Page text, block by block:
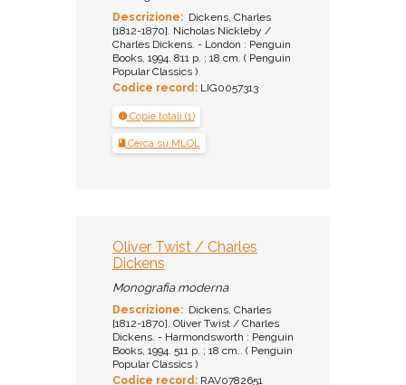
Descrizione: Dickens, Charles
[1812-1870]. Nicholas Nickleby /
Charles Dickens. - London : Penguin
Books, 1994. 811 p. ; 18 cm. ( Penguin
Popular Classics )
Codice record: LIG0057313
Copie totali (1)
Cerca su MLOL
Oliver Twist / Charles
Dickens
Monografia moderna
Descrizione: Dickens, Charles
[1812-1870]. Oliver Twist / Charles
Dickens. - Harmondsworth : Penguin
Books, 1994. 511 p. ; 18 cm.. ( Penguin
Popular Classics )
Codice record: RAV0782651